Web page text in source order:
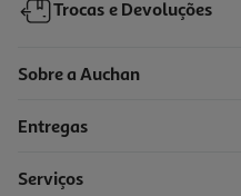
Trocas e Devoluções
Sobre a Auchan
Entregas
Serviços